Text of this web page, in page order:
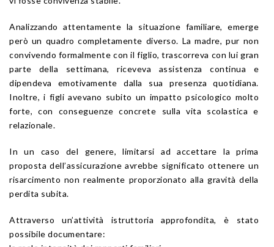
Analizzando attentamente la situazione familiare, emerge
però un quadro completamente diverso. La madre, pur non
convivendo formalmente con il figlio, trascorreva con lui gran
parte della settimana, riceveva assistenza continua e
dipendeva emotivamente dalla sua presenza quotidiana.
Inoltre, i figli avevano subito un impatto psicologico molto
forte, con conseguenze concrete sulla vita scolastica e
relazionale.
In un caso del genere, limitarsi ad accettare la prima
proposta dell’assicurazione avrebbe significato ottenere un
risarcimento non realmente proporzionato alla gravità della
perdita subita.
Attraverso un’attività istruttoria approfondita, è stato
possibile documentare: